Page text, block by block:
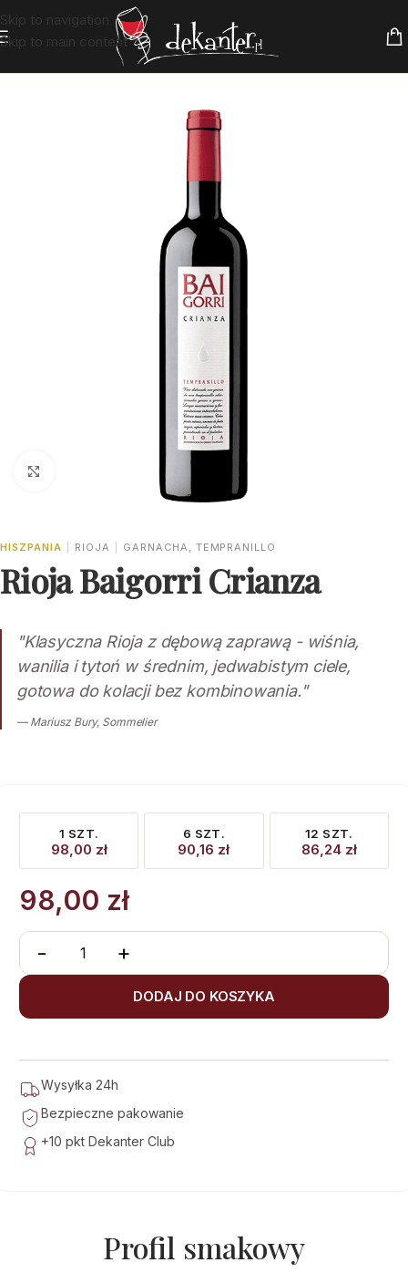
Skip to navigation
Skip to main content
HISZPANIA RIOJA GARNACHA, TEMPRANILLO
Rioja Baigorri Crianza
"Klasyczna Rioja z dębową zaprawą - wiśnia,
wanilia i tytoń w średnim, jedwabistym ciele,
gotowa do kolacji bez kombinowania."
— Mariusz Bury, Sommelier
1 SZT.
98,00 zł
6 SZT.
90,16 zł
12 SZT.
86,24 zł
98,00 zł
- +
DODAJ DO KOSZYKA
Wysyłka 24h
Bezpieczne pakowanie
+10 pkt Dekanter Club
Profil smakowy